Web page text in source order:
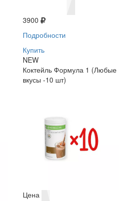
3900
Подробности
Купить
NEW
Коктейль Формула 1 (Любые
вкусы -10 шт)
Цена